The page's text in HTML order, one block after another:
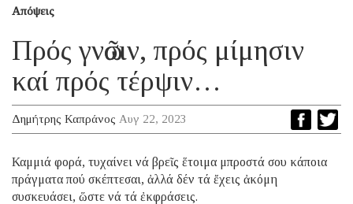
Απόψεις
Πρός γνῶσιν, πρός μίμησιν
καί πρός τέρψιν…
Δημήτρης Καπράνος Αυγ 22, 2023
Καμμιά φορά, τυχαίνει νά βρεῖς ἕτοιμα μπροστά σου κάποια
πράγματα πού σκέπτεσαι, ἀλλά δέν τά ἔχεις ἀκόμη
συσκευάσει, ὥστε νά τά ἐκφράσεις.